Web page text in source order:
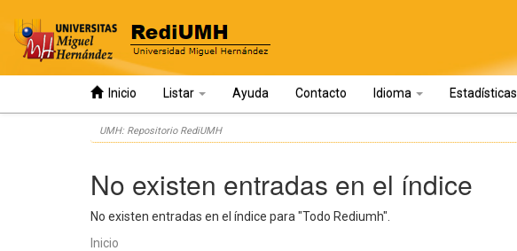
Inicio Listar Ayuda Contacto Idioma Estadísticas
UMH: Repositorio RediUMH
No existen entradas en el índice
No existen entradas en el índice para "Todo Rediumh".
Inicio